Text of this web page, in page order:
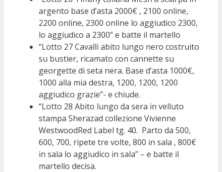
argento base d’asta 2000€ , 2100 online,
2200 online, 2300 online lo aggiudico 2300,
lo aggiudico a 2300” e batte il martello
“Lotto 27 Cavalli abito lungo nero costruito
su bustier, ricamato con cannette su
georgette di seta nera. Base d’asta 1000€,
1000 alla mia destra, 1200, 1200, 1200
aggiudico grazie”- e chiude.
“Lotto 28 Abito lungo da sera in velluto
stampa Sherazad collezione Vivienne
WestwoodRed Label tg. 40. Parto da 500,
600, 700, ripete tre volte, 800 in sala , 800€
in sala lo aggiudico in sala” – e batte il
martello decisa.